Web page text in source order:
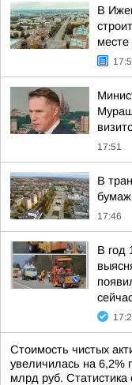
В
месте
17:51
В
17:46
В год
Стоимость чистых
увеличилась на 6,2%
млрд руб. Статистика